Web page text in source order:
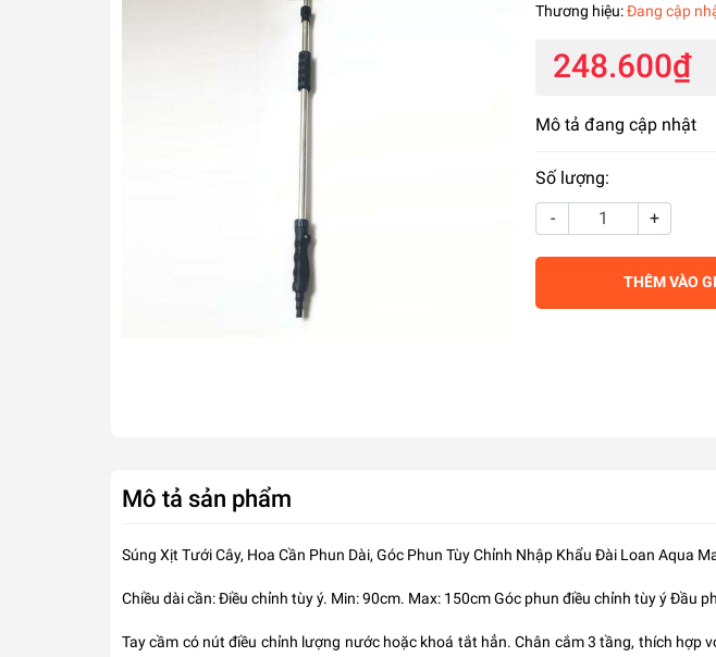
Thương hiệu:Đang cập
248.600₫
Mô tả đang cập nhật
Số lượng:
-
+
THÊM VÀO
Mô tả sản phẩm
Súng Xịt Tưới Cây, Hoa Cần Phun Dài, Góc Phun Tùy Chỉnh Nhập Khẩu Đài Loan Aqua
Chiều dài cần: Điều chỉnh tùy ý. Min: 90cm. Max: 150cm Góc phun điều chỉnh tùy ý Đầu
Tay cầm có nút điều chỉnh lượng nước hoặc khoá tắt hẳn. Chân cắm 3 tầng, thích